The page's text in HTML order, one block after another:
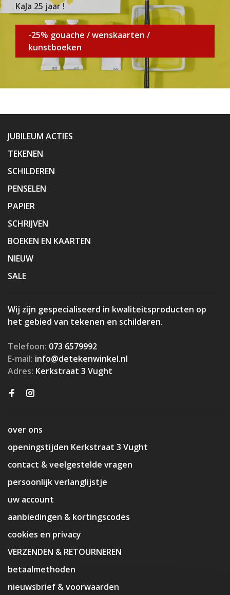
KaJa 25 jaar !
-25% gouache / wenskaarten /
kunstboeken
JUBILEUM ACTIES
TEKENEN
SCHILDEREN
PENSELEN
PAPIER
SCHRIJVEN
BOEKEN EN KAARTEN
NIEUW
SALE
Wij zijn gespecialiseerd in kwaliteitsproducten op
het gebied van tekenen en schilderen.
Telefoon: 073 6579992
E-mail: info@detekenwinkel.nl
Adres: Kerkstraat 3 Vught
over ons
openingstijden Kerkstraat 3 Vught
contact & veelgestelde vragen
persoonlijk verlanglijstje
uw account
aanbiedingen & kortingscodes
cookies en privacy
VERZENDEN & RETOURNEREN
betaalmethoden
nieuwsbrief & voorwaarden